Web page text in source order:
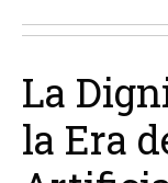
La
la Era